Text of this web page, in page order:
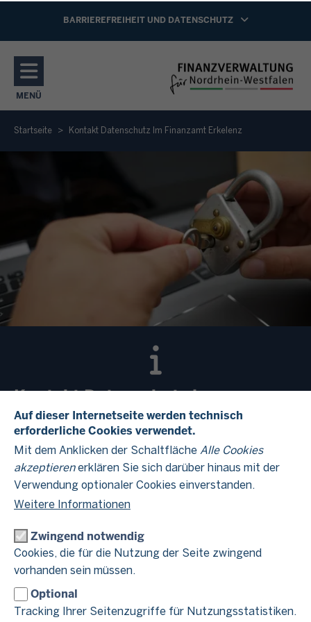
Auf dieser Internetseite werden technisch
erforderliche Cookies verwendet.
Mit dem Anklicken der Schaltfläche Alle Cookies
akzeptierenerklären Sie sich darüber hinaus mit der
Verwendung optionaler Cookies einverstanden.
Weitere Informationen
Zwingend notwendig
Cookies, die für die Nutzung der Seite zwingend
vorhanden sein müssen.
Optional
Tracking Ihrer Seitenzugriffe für Nutzungsstatistiken.
Direkt zum Inhalt
NAVIGATION AKTIVIEREN/DEAKTIVIEREN:
BARRIEREFREIHEIT UND DATENSCHUTZ
MENÜ
NAVIGATION AKTIVIEREN/DEAKTIVIEREN: HAUPTMENÜ
Startseite Kontakt Datenschutz Im Finanzamt Erkelenz
Kontakt Datenschutz im
Finanzamt Erkelenz
Hinweise zum Datenschutz finden Sie im Beitrag
"Datenschutzhinweise ".
Verantwortlich für die Datenverarbeitung
im Finanzamt Erkelenz
Finanzamt Erkelenz